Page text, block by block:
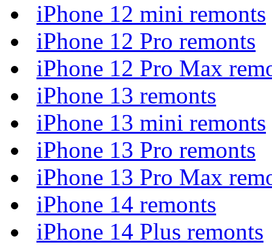
iPhone 12 mini remonts
iPhone 12 Pro remonts
iPhone 12 Pro Max
iPhone 13 remonts
iPhone 13 mini remonts
iPhone 13 Pro remonts
iPhone 13 Pro Max
iPhone 14 remonts
iPhone 14 Plus remonts